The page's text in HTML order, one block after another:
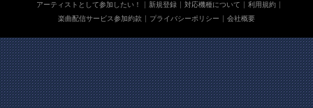
アーティストとして参加したい！
新規登録 対応機種について
利用規約
楽曲配信サービス参加約款
プライバシーポリシー 会社概要